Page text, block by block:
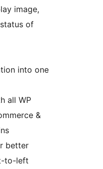
image,
of
into one
all WP
&
better
to-left